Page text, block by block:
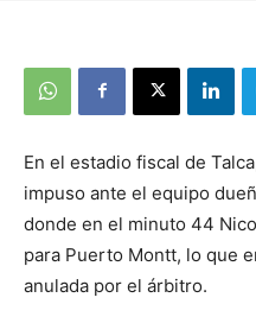
En el estadio fiscal de
impuso ante el equipo
donde en el minuto 44
para Puerto Montt, lo que
anulada por el árbitro.